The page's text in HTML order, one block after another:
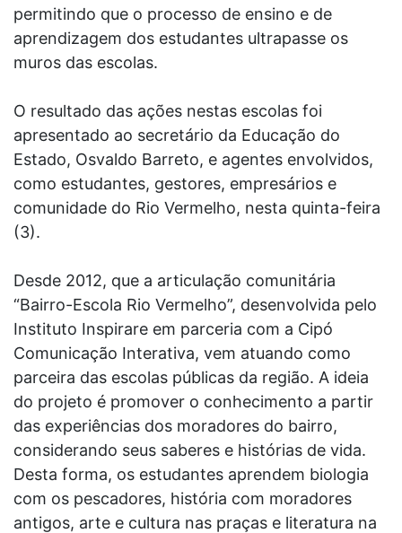
permitindo que o processo de ensino e de
aprendizagem dos estudantes ultrapasse os
muros das escolas.
O resultado das ações nestas escolas foi
apresentado ao secretário da Educação do
Estado, Osvaldo Barreto, e agentes envolvidos,
como estudantes, gestores, empresários e
comunidade do Rio Vermelho, nesta quinta-feira
(3).
Desde 2012, que a articulação comunitária
“Bairro-Escola Rio Vermelho”, desenvolvida pelo
Instituto Inspirare em parceria com a Cipó
Comunicação Interativa, vem atuando como
parceira das escolas públicas da região. A ideia
do projeto é promover o conhecimento a partir
das experiências dos moradores do bairro,
considerando seus saberes e histórias de vida.
Desta forma, os estudantes aprendem biologia
com os pescadores, história com moradores
antigos, arte e cultura nas praças e literatura na